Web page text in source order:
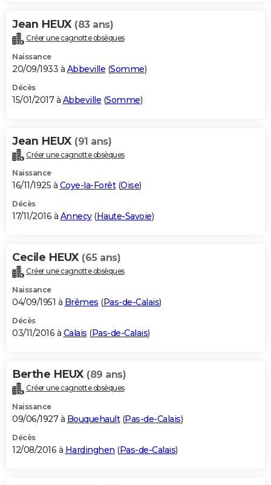
Jean HEUX (83 ans)
Créer une cagnotte obsèques
Naissance
20/09/1933 à Abbeville (Somme)
Décès
15/01/2017 à Abbeville (Somme)
Jean HEUX (91 ans)
Créer une cagnotte obsèques
Naissance
16/11/1925 à Coye-la-Forêt(Oise)
Décès
17/11/2016 à Annecy(Haute-Savoie)
Cecile HEUX (65 ans)
Créer une cagnotte obsèques
Naissance
04/09/1951 à Brêmes (Pas-de-Calais)
Décès
03/11/2016 à Calais (Pas-de-Calais)
Berthe HEUX (89 ans)
Créer une cagnotte obsèques
Naissance
09/06/1927 à Bouquehault(Pas-de-Calais)
Décès
12/08/2016 à Hardinghen (Pas-de-Calais)